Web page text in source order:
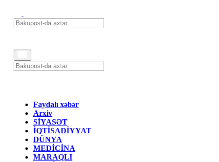
Faydalı xəbər
Arxiv
SİYASƏT
İQTİSADİYYAT
DÜNYA
MEDİCİNA
MARAQLI